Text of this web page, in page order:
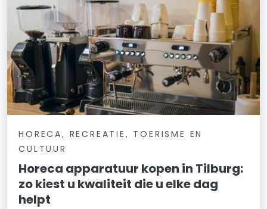
HORECA, RECREATIE, TOERISME EN
CULTUUR
Horeca apparatuur kopen in Tilburg:
zo kiest u kwaliteit die u elke dag
helpt